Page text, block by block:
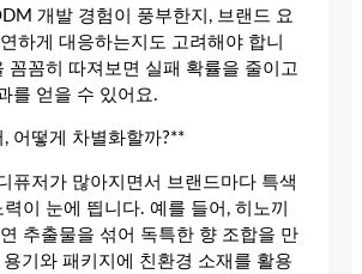
개발 경험이 풍부한지, 브랜드 요
하게 대응하는지도 고려해야 합니
꼼꼼히 따져보면 실패 확률을 줄이고
를 얻을 수 있어요.
어떻게 차별화할까?**
퓨저가 많아지면서 브랜드마다 특색
이 눈에 띕니다. 예를 들어, 히노끼
추출물을 섞어 독특한 향 조합을 만
기와 패키지에 친환경 소재를 활용